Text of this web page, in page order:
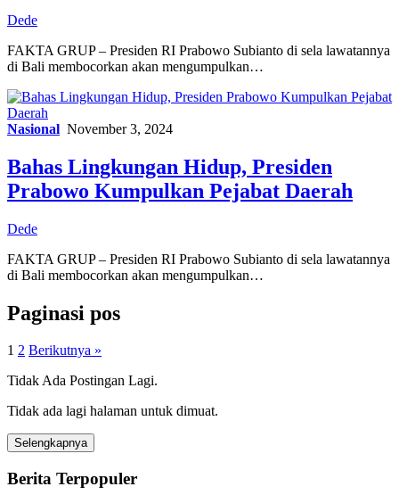
Dede
FAKTA GRUP – Presiden RI Prabowo Subianto di sela lawatannya
di Bali membocorkan akan mengumpulkan…
Nasional November 3, 2024
Bahas Lingkungan Hidup, Presiden
Prabowo Kumpulkan Pejabat Daerah
Dede
FAKTA GRUP – Presiden RI Prabowo Subianto di sela lawatannya
di Bali membocorkan akan mengumpulkan…
Paginasi pos
1 2 Berikutnya »
Tidak Ada Postingan Lagi.
Tidak ada lagi halaman untuk dimuat.
Selengkapnya
Berita Terpopuler